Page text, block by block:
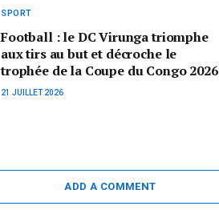
SPORT
Football : le DC Virunga triomphe
aux tirs au but et décroche le
trophée de la Coupe du Congo 2026
21 JUILLET 2026
ADD A COMMENT